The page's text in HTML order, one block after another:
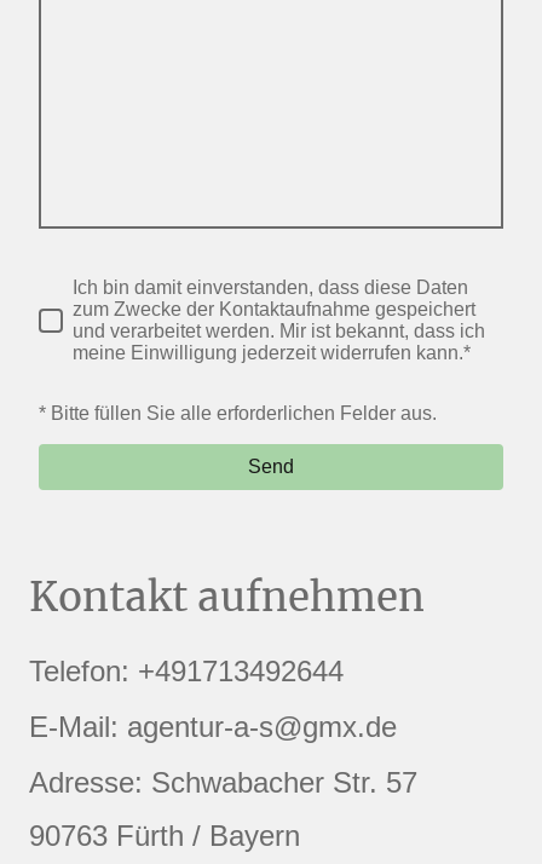
Ich bin damit einverstanden, dass diese Daten
zum Zwecke der Kontaktaufnahme gespeichert
und verarbeitet werden. Mir ist bekannt, dass ich
meine Einwilligung jederzeit widerrufen kann.*
* Bitte füllen Sie alle erforderlichen Felder aus.
Send
Kontakt aufnehmen
Telefon: +491713492644
E-Mail: agentur-a-s@gmx.de
Adresse: Schwabacher Str. 57
90763 Fürth / Bayern